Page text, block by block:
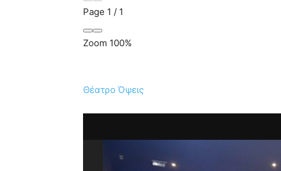
Page 1 / 1
Zoom 100%
Θέατρο Όψεις